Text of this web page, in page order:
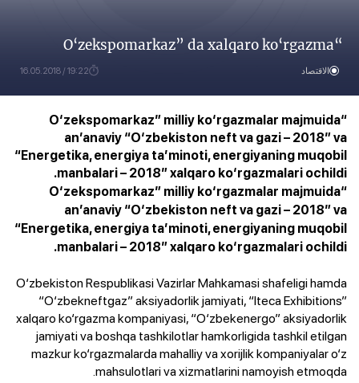
“O‘zekspomarkaz” da xalqaro ko‘rgazma
الاقتصاد 19:22 / 16.05.2018
“O‘zekspomarkaz” milliy ko‘rgazmalar majmuida
an’anaviy “O‘zbekiston neft va gazi – 2018” va
“Energetika, energiya ta’minoti, energiyaning muqobil
manbalari – 2018” xalqaro ko‘rgazmalari ochildi.
“O‘zekspomarkaz” milliy ko‘rgazmalar majmuida
an’anaviy “O‘zbekiston neft va gazi – 2018” va
“Energetika, energiya ta’minoti, energiyaning muqobil
manbalari – 2018” xalqaro ko‘rgazmalari ochildi.
O‘zbekiston Respublikasi Vazirlar Mahkamasi shafeligi hamda
“O‘zbekneftgaz” aksiyadorlik jamiyati, “Iteca Exhibitions”
xalqaro ko‘rgazma kompaniyasi, “O‘zbekenergo” aksiyadorlik
jamiyati va boshqa tashkilotlar hamkorligida tashkil etilgan
mazkur ko‘rgazmalarda mahalliy va xorijlik kompaniyalar o‘z
mahsulotlari va xizmatlarini namoyish etmoqda.